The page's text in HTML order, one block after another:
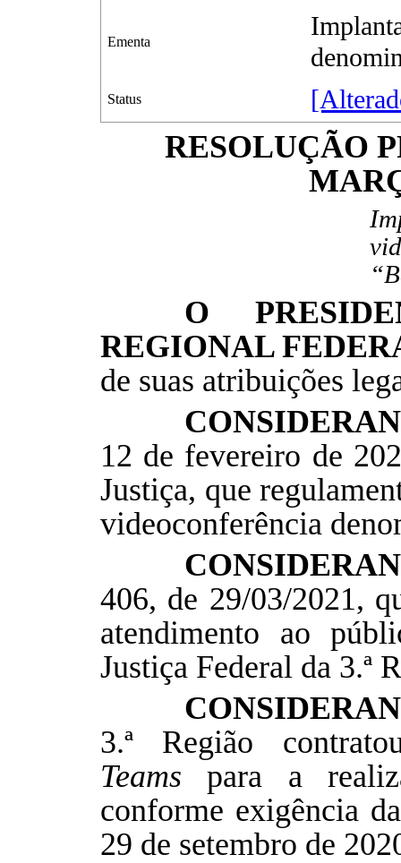
Ementa
Status
RESOLUÇÃO
O
REGIONAL
de suas atribuições
12 de fevereiro de
Justiça, que
videoconferência
406, de 29/03/2021,
atendimento ao
Justiça Federal da 3.ª
3.ª Região
Teams para a
conforme exigência
29 de setembro de